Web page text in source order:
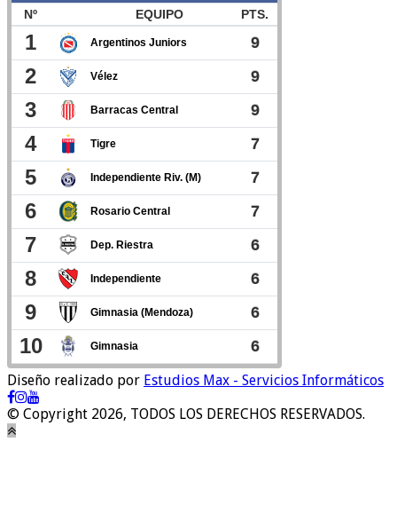
Diseño realizado por Estudios Max - Servicios Informáticos
© Copyright 2026, TODOS LOS DERECHOS RESERVADOS.